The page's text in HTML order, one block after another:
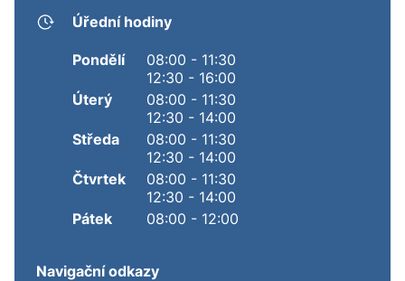
Úřední hodiny
Pondělí
08:00 - 11:30
12:30 - 16:00
Úterý
08:00 - 11:30
12:30 - 14:00
Středa
08:00 - 11:30
12:30 - 14:00
Čtvrtek
08:00 - 11:30
12:30 - 14:00
Pátek
08:00 - 12:00
Navigační odkazy